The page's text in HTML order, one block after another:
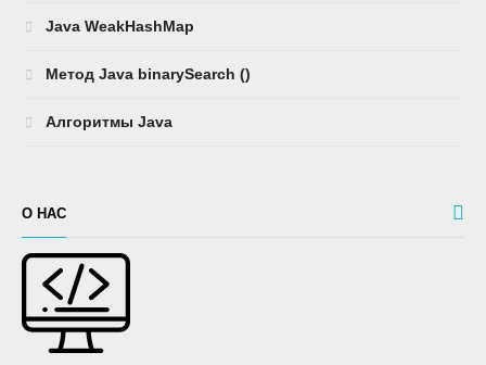
Java WeakHashMap
Метод Java binarySearch ()
Алгоритмы Java
О НАС